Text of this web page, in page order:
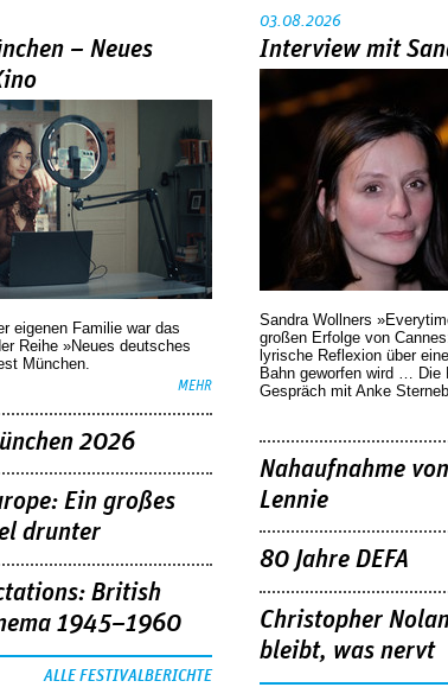
– Neues
eigenen Familie war das
Reihe »Neues deutsches
München.
MEHR
2026
Ein großes
drunter
British
1945–1960
ALLE FESTIVALBERICHTE
03.08.2026
Interview mit
Sandra Wollners
großen Erfolge von
lyrische Reflexion über
Bahn geworfen wird … Die
Gespräch mit Anke
Nahaufnahme
Lennie
80 Jahre DEFA
Christopher
bleibt, was nervt